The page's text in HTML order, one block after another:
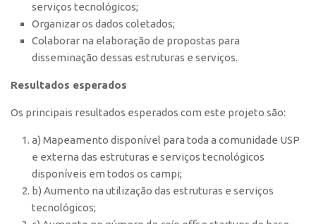
serviços tecnológicos;
Organizar os dados coletados;
Colaborar na elaboração de propostas para
disseminação dessas estruturas e serviços.
Resultados esperados
Os principais resultados esperados com este projeto são:
a) Mapeamento disponível para toda a comunidade USP
e externa das estruturas e serviços tecnológicos
disponíveis em todos os campi;
b) Aumento na utilização das estruturas e serviços
tecnológicos;